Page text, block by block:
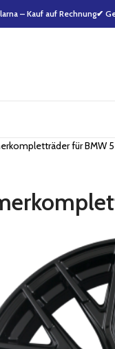
– Kauf auf Rechnung✔
für BMW